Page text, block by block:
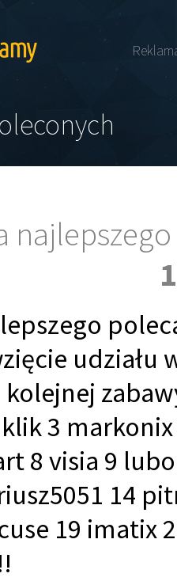
3
8 visia 9
14
19 imatix